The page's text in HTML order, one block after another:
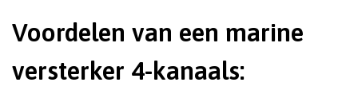
Voordelen van een marine
versterker 4-kanaals: